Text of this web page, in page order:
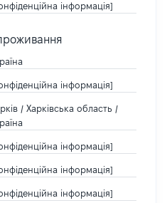
інформація]
інформація]
/ Харківська область /
інформація]
інформація]
інформація]